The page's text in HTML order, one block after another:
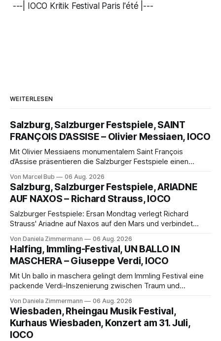
---| IOCO Kritik Festival Paris l'été |---
WEITERLESEN
Salzburg, Salzburger Festspiele, SAINT
FRANÇOIS D’ASSISE – Olivier Messiaen, IOCO
Mit Olivier Messiaens monumentalem Saint François
d’Assise präsentieren die Salzburger Festspiele einen
eine bildgewaltige Inszenierung, Maxime Pascal entfaltet
die komplexe Partitur eindrucksvoll, Philippe Sly berührt als
Franziskus.
Von Marcel Bub 06 Aug. 2026
Salzburg, Salzburger Festspiele, ARIADNE
AUF NAXOS – Richard Strauss, IOCO
Salzburger Festspiele: Ersan Mondtag verlegt Richard
Strauss' Ariadne auf Naxos auf den Mars und verbindet
Aufführung mit starken Solisten und den Wiener
Philharmonikern, szenisch bleibt der zweite Akt jedoch
hinter den Erwartungen zurück.
Von Daniela Zimmermann 06 Aug. 2026
Halfing, Immling-Festival, UN BALLO IN
MASCHERA – Giuseppe Verdi, IOCO
Mit Un ballo in maschera gelingt dem Immling Festival eine
packende Verdi-Inszenierung zwischen Traum und
psychologische Tiefe mit starken Bildern, getragen von
einem spielfreudigen Ensemble und einer musikalisch
überzeugenden Gesamtleistung.
Von Daniela Zimmermann 06 Aug. 2026
Wiesbaden, Rheingau Musik Festival,
Kurhaus Wiesbaden, Konzert am 31. Juli,
IOCO